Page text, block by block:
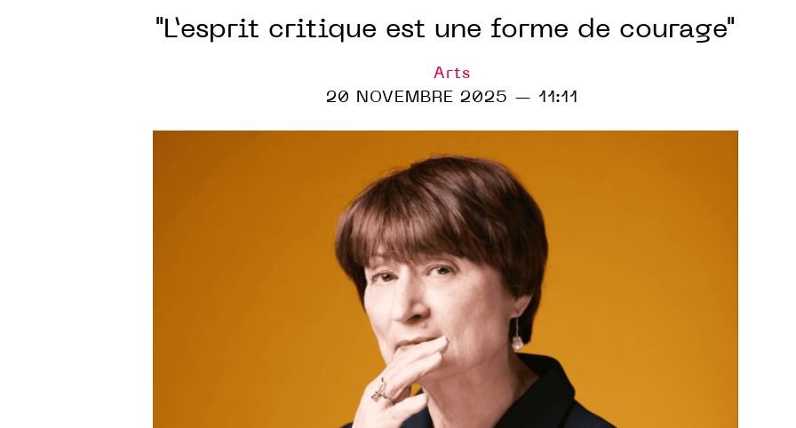
"L’esprit critique est une forme de courage"
Arts
20 NOVEMBRE 2025 — 11:11